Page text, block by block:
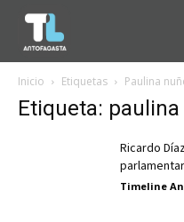
Inicio Etiquetas Paulina
Etiqueta:
Ricardo
Timeline